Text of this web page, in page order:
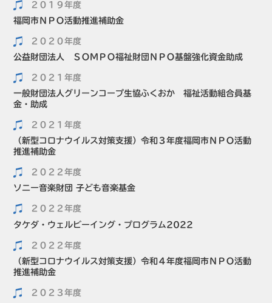
２０１９年度
福岡市ＮＰＯ活動推進補助金
２０２０年度
公益財団法人 ＳＯＭＰＯ福祉財団ＮＰＯ基盤強化資金助成
２０２１年度
一般財団法人グリーンコープ生協ふくおか 福祉活動組合員基
金・助成
２０２１年度
（新型コロナウイルス対策支援）令和３年度福岡市ＮＰＯ活動
推進補助金
２０２２年度
ソニー音楽財団 子ども音楽基金
２０２２年度
タケダ・ウェルビーイング・プログラム2022
２０２２年度
（新型コロナウイルス対策支援）令和４年度福岡市ＮＰＯ活動
推進補助金
２０２３年度